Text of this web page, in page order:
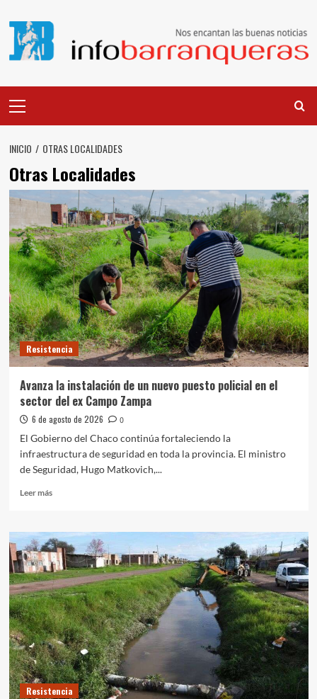
contenido
principal
INICIO OTRAS LOCALIDADES
Otras Localidades
Resistencia
Avanza la instalación de un nuevo puesto policial en el
sector del ex Campo Zampa
6 de agosto de 2026
0
El Gobierno del Chaco continúa fortaleciendo la
infraestructura de seguridad en toda la provincia. El ministro
de Seguridad, Hugo Matkovich,...
Leer másLeer
Avanza
la
instalación
de
un
nuevo
puesto
policial
en
el
sector
del
ex
Resistencia